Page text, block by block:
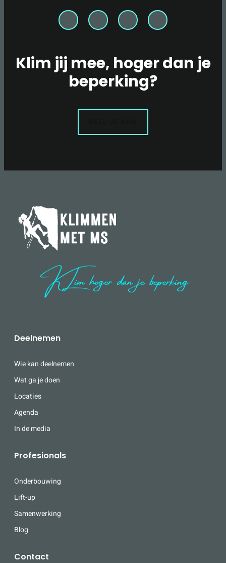
Klim jij mee, hoger dan je
beperking?
Deelnemen
Wie kan deelnemen
Wat ga je doen
Locaties
Agenda
In de media
Profesionals
Onderbouwing
Lift-up
Samenwerking
Blog
Contact